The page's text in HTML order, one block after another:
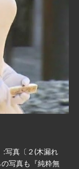
:写真〔２(木漏れ
写真も『純粋無